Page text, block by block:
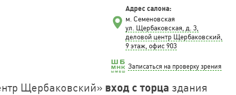
Адрес салона:
м. Семеновская
ул. Щербаковская, д. 3,
деловой центр Щербаковский,
9 этаж, офис 903
Записаться на проверку зрения
Щербаковский» вход с торца здания